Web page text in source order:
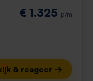
€ 1.325 p/m
& reageer →